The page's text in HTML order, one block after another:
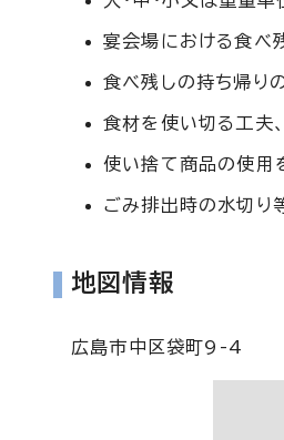
宴会場における食べ
食べ残しの持ち帰り
食材を使い切る工夫
使い捨て商品の使用
ごみ排出時の水切り
地図情報
広島市中区袋町9-4